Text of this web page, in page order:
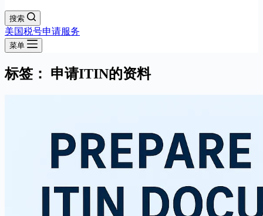
搜索
美国税号申请服务
菜单
标签： 申请ITIN的资料